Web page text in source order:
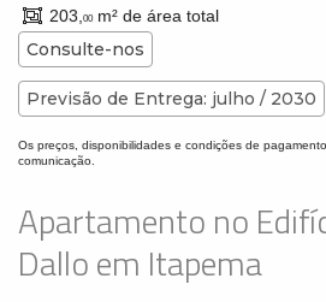
203, 00m² de área total
Consulte-nos
Previsão de Entrega: julho / 2030
Os preços, disponibilidades e condições de
comunicação.
Apartamento no
Dallo em Itapema